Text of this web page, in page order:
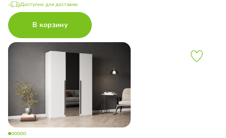
Доступно для доставки
В корзину